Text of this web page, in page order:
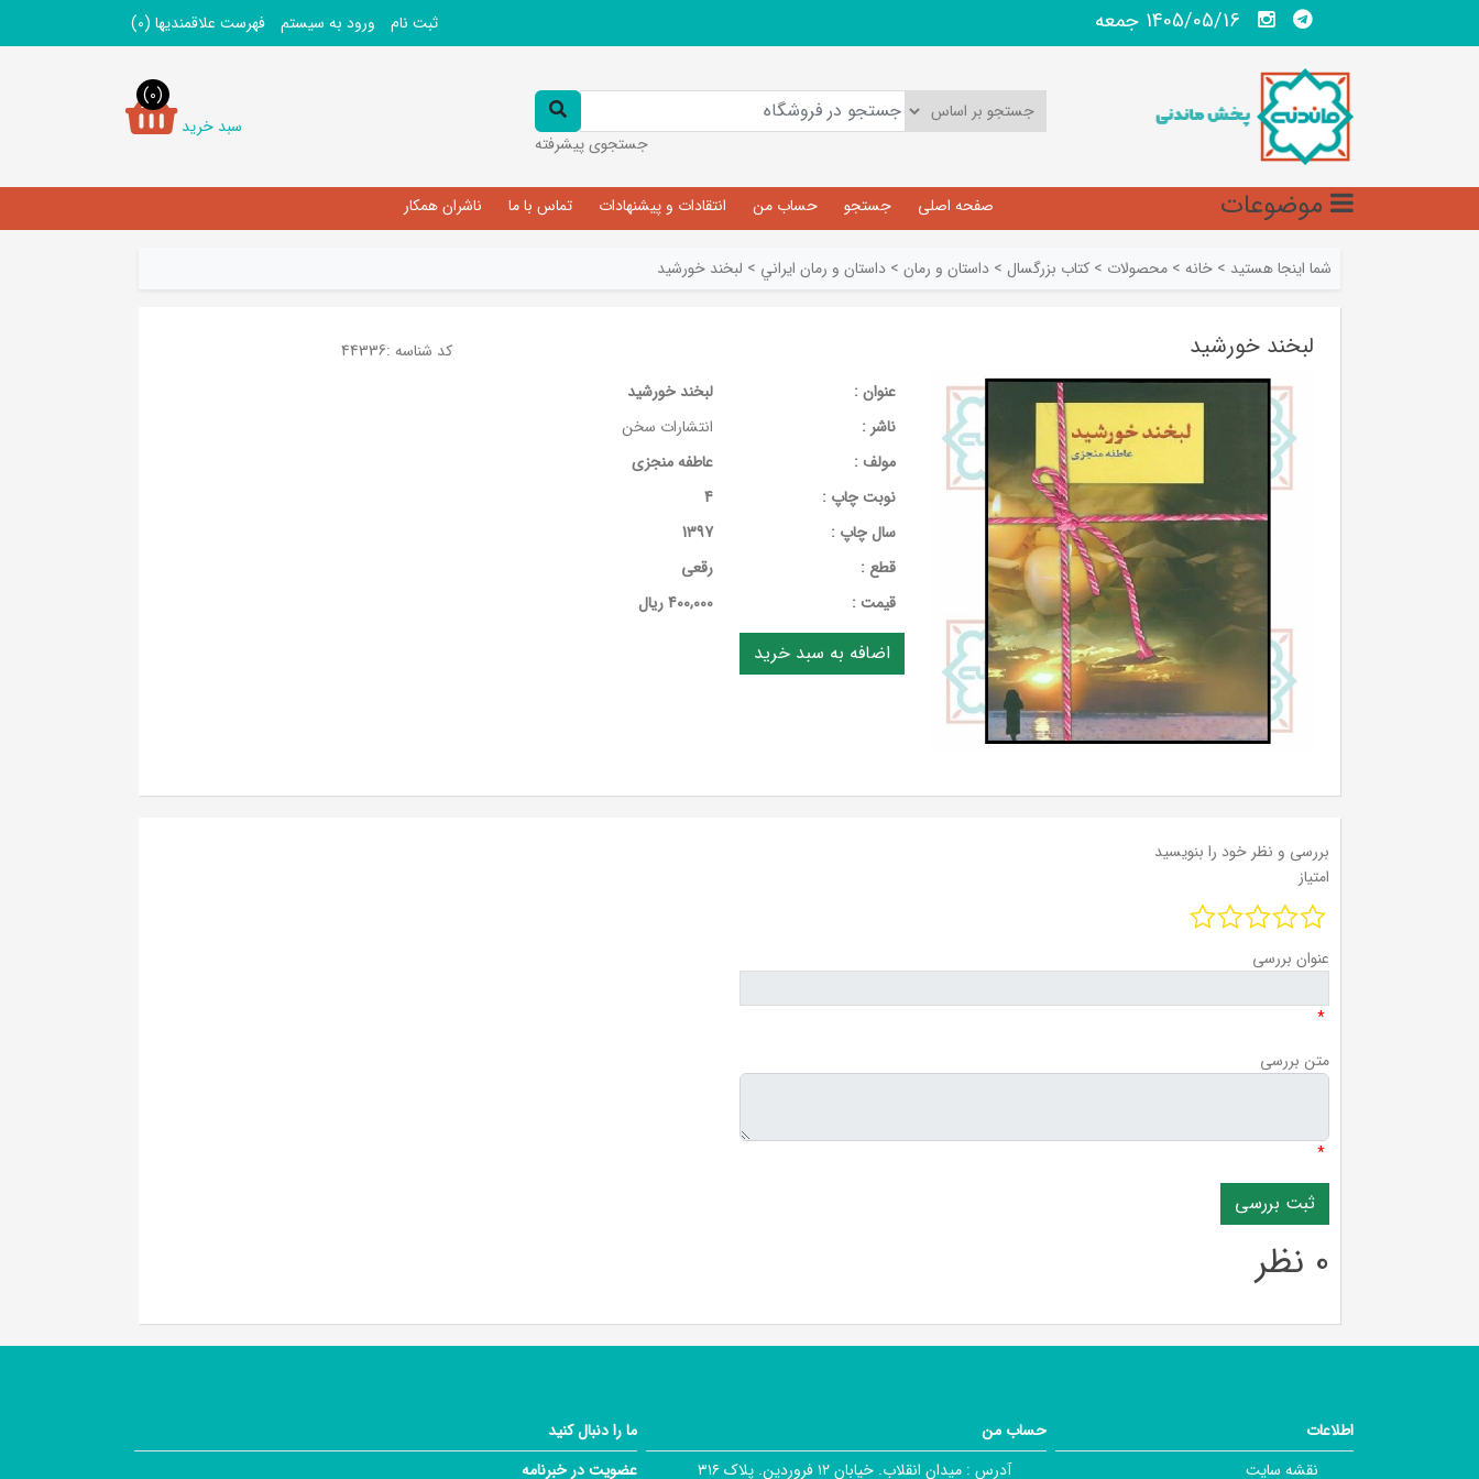
1405/05/16 جمعه ثبت نام ورود به سیستم فهرست علاقمندیها (0)
جستجوی پیشرفته
سبد خرید
(0)
موضوعات صفحه اصلی جستجو حساب من انتقادات و پیشنهادات تماس با ما ناشران همکار
شما اینجا هستید > خانه > محصولات > کتاب بزرگسال > داستان و رمان > داستان و رمان ايراني > لبخند خورشید
لبخند خورشید کد شناسه :44336
عنوان :
لبخند خورشید
ناشر :
انتشارات سخن
مولف :
عاطفه منجزی
نوبت چاپ :
4
سال چاپ :
1397
قطع :
رقعی
قيمت :
400,000 ریال
بررسی و نظر خود را بنویسید
امتیاز
عنوان بررسی
*
متن بررسی
*
0 نظر
اطلاعات
نقشه سایت
حساب من
آدرس : میدان انقلاب. خیابان ۱۲ فروردین. پلاک ۳۱۶
ما را دنبال کنید
عضویت در خبرنامه